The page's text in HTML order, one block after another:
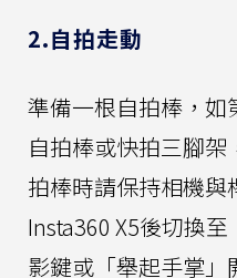
2.自拍走動
準備一根自拍棒，如
自拍棒或快拍三腳架
拍棒時請保持相機與
Insta360 X5後切換
影鍵或「舉起手掌